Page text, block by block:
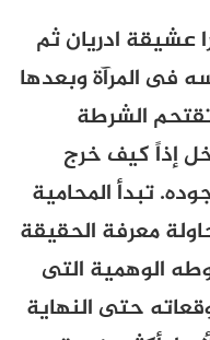
عشيقة ادريان ثم
فى المرآة وبعدها
الشرطة
إذاً كيف خرج
تبدأ المحامية
معرفة الحقيقة
الوهمية التى
حتى النهاية